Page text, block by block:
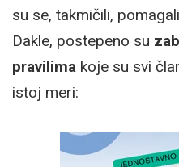
su se, takmičili,
Dakle, postepeno su
pravilima koje su svi
istoj meri: